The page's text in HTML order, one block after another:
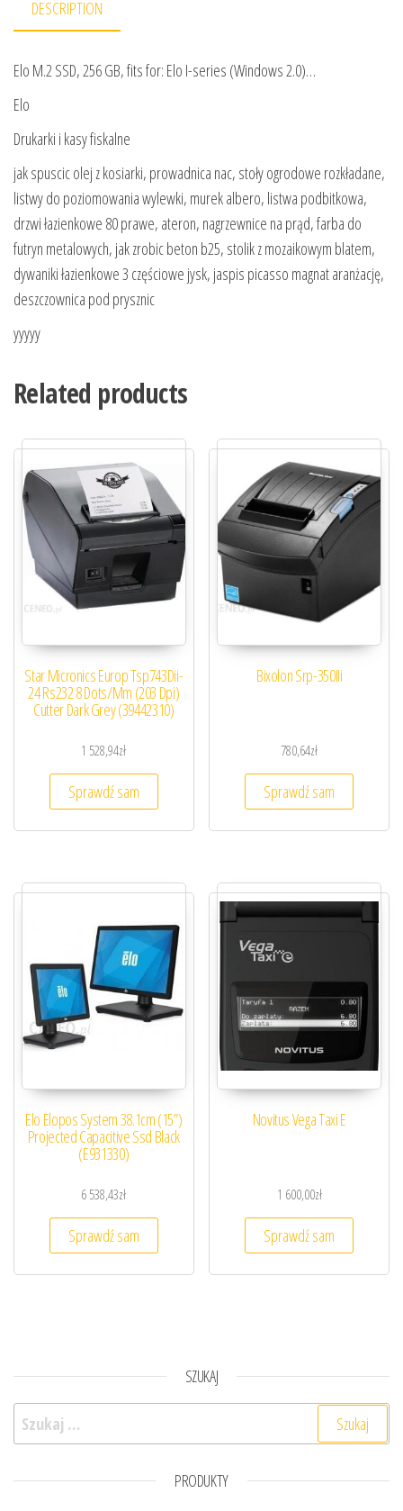
DESCRIPTION
Elo M.2 SSD, 256 GB, fits for: Elo I-series (Windows 2.0)…
Elo
Drukarki i kasy fiskalne
jak spuscic olej z kosiarki, prowadnica nac, stoły ogrodowe rozkładane,
listwy do poziomowania wylewki, murek albero, listwa podbitkowa,
drzwi łazienkowe 80 prawe, ateron, nagrzewnice na prąd, farba do
futryn metalowych, jak zrobic beton b25, stolik z mozaikowym blatem,
dywaniki łazienkowe 3 częściowe jysk, jaspis picasso magnat aranżację,
deszczownica pod prysznic
yyyyy
Related products
Star Micronics Europ Tsp743Dii-
24 Rs232 8 Dots/Mm (203 Dpi)
Cutter Dark Grey (39442310)
1 528,94zł
Sprawdź sam
Bixolon Srp-350IIi
780,64zł
Sprawdź sam
Elo Elopos System 38.1cm (15”)
Projected Capacitive Ssd Black
(E931330)
6 538,43zł
Sprawdź sam
Novitus Vega Taxi E
1 600,00zł
Sprawdź sam
SZUKAJ
Szukaj:
PRODUKTY